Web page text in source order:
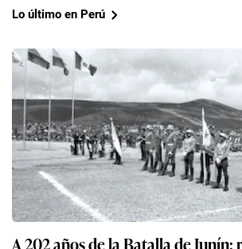
Lo último en Perú
A 202 años de la Batalla de Junín: